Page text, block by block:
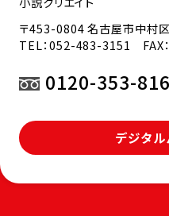
〒453-0804 名古屋市中村
TEL：052-483-3151 FAX
0120-353-816
デジタル